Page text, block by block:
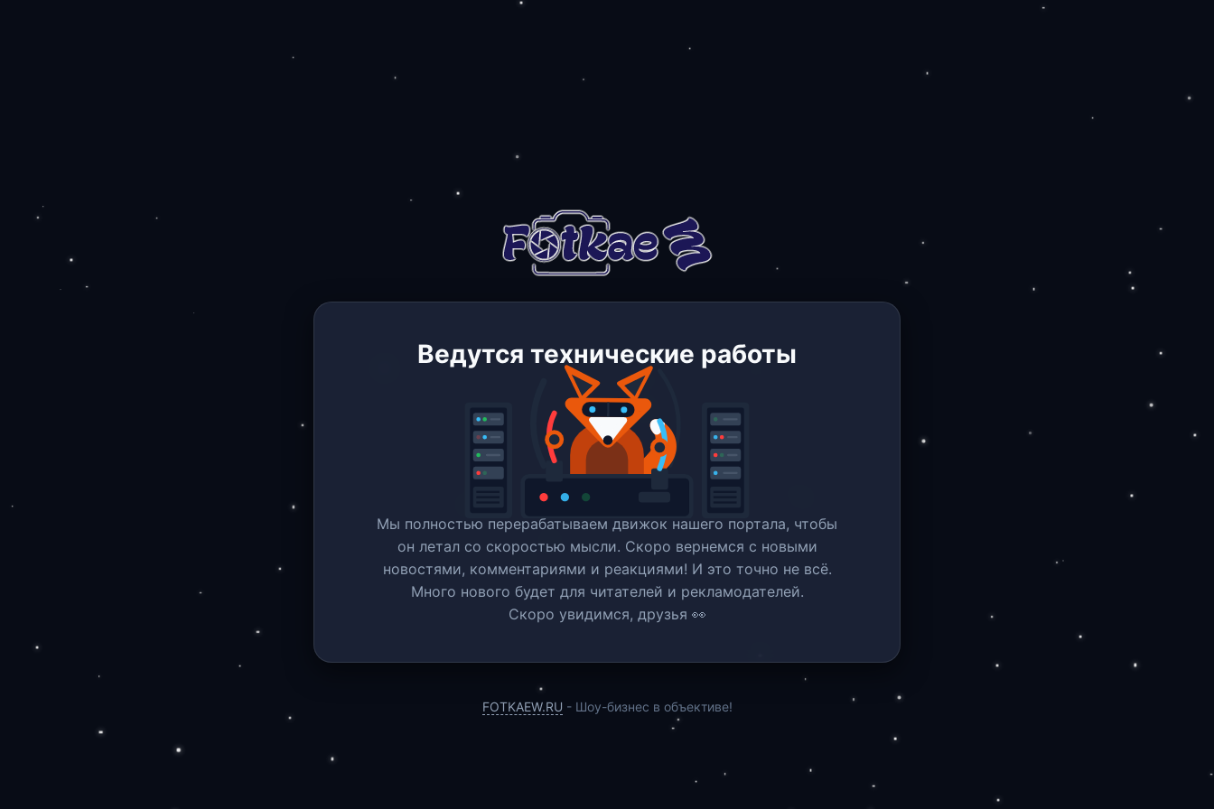
Ведутся технические работы
Мы полностью перерабатываем движок нашего портала, чтобы
он летал со скоростью мысли. Скоро вернемся c новыми
новостями, комментариями и реакциями! И это точно не всё.
Много нового будет для читателей и рекламодателей.
Скоро увидимся, друзья 👀
FOTKAEW.RU - Шоу-бизнес в объективе!